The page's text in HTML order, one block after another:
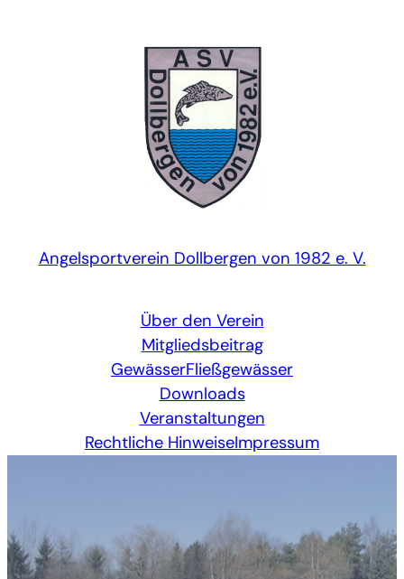
Angelsportverein Dollbergen von 1982 e. V.
Über den Verein
Mitgliedsbeitrag
GewässerFließgewässer
Downloads
Veranstaltungen
Rechtliche HinweiseImpressum